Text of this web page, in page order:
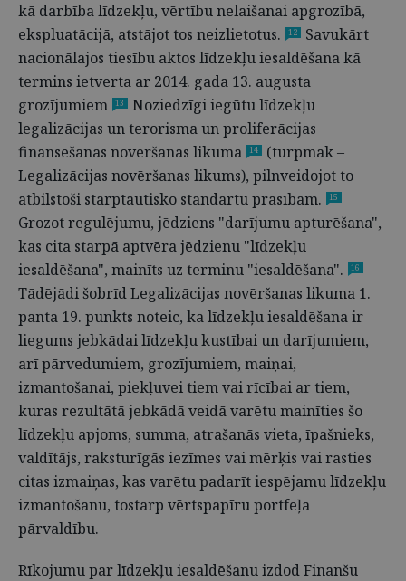
kā darbība līdzekļu, vērtību nelaišanai apgrozībā,
ekspluatācijā, atstājot tos neizlietotus.
12
Savukārt
nacionālajos tiesību aktos līdzekļu iesaldēšana kā
termins ietverta ar 2014. gada 13. augusta
grozījumiem
13
Noziedzīgi iegūtu līdzekļu
legalizācijas un terorisma un proliferācijas
finansēšanas novēršanas likumā
14
(turpmāk –
Legalizācijas novēršanas likums), pilnveidojot to
atbilstoši starptautisko standartu prasībām.
15
Grozot regulējumu, jēdziens "darījumu apturēšana",
kas cita starpā aptvēra jēdzienu "līdzekļu
iesaldēšana", mainīts uz terminu "iesaldēšana".
16
Tādējādi šobrīd Legalizācijas novēršanas likuma 1.
panta 19. punkts noteic, ka līdzekļu iesaldēšana ir
liegums jebkādai līdzekļu kustībai un darījumiem,
arī pārvedumiem, grozījumiem, maiņai,
izmantošanai, piekļuvei tiem vai rīcībai ar tiem,
kuras rezultātā jebkādā veidā varētu mainīties šo
līdzekļu apjoms, summa, atrašanās vieta, īpašnieks,
valdītājs, raksturīgās iezīmes vai mērķis vai rasties
citas izmaiņas, kas varētu padarīt iespējamu līdzekļu
izmantošanu, tostarp vērtspapīru portfeļa
pārvaldību.
Rīkojumu par līdzekļu iesaldēšanu izdod Finanšu